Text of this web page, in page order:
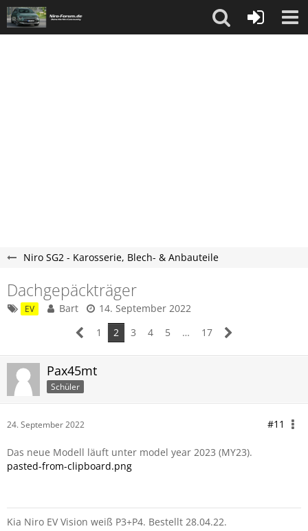
Niro SG2 - Karosserie, Blech- & Anbauteile
Dachgepäckträger
EV Bart
14. September 2022
1
2 3 4 5 … 17
Pax45mt
Schüler
24. September 2022 #11
Das neue Modell läuft unter model year 2023 (MY23).
pasted-from-clipboard.png
Kia Niro EV Vision weiß P3+P4. Bestellt 28.04.22.